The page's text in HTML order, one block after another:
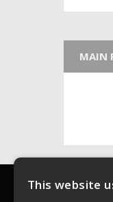
MAIN
WFGA
This website